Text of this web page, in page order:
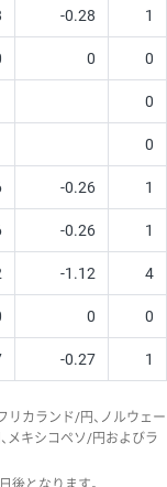
-0.28 1
0 0
0
0
-0.26 1
-0.26 1
-1.12 4
0 0
-0.27 1
リカランド/円、ノルウェー
メキシコペソ/円およびラ